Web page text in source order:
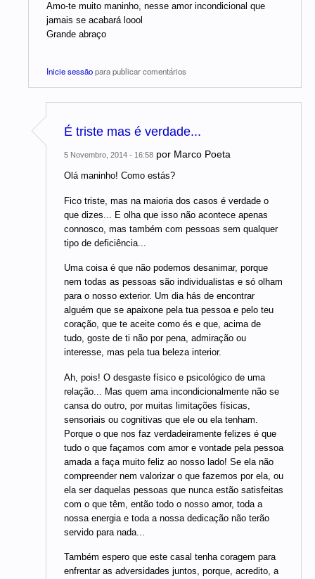
Amo-te muito maninho, nesse amor incondicional que
jamais se acabará loool
Grande abraço
Inicie sessãopara publicar comentários
É triste mas é verdade...
5 Novembro, 2014 - 16:58 por Marco Poeta
Olá maninho! Como estás?
Fico triste, mas na maioria dos casos é verdade o
que dizes... E olha que isso não acontece apenas
connosco, mas também com pessoas sem qualquer
tipo de deficiência...
Uma coisa é que não podemos desanimar, porque
nem todas as pessoas são individualistas e só olham
para o nosso exterior. Um dia hás de encontrar
alguém que se apaixone pela tua pessoa e pelo teu
coração, que te aceite como és e que, acima de
tudo, goste de ti não por pena, admiração ou
interesse, mas pela tua beleza interior.
Ah, pois! O desgaste físico e psicológico de uma
relação... Mas quem ama incondicionalmente não se
cansa do outro, por muitas limitações físicas,
sensoriais ou cognitivas que ele ou ela tenham.
Porque o que nos faz verdadeiramente felizes é que
tudo o que façamos com amor e vontade pela pessoa
amada a faça muito feliz ao nosso lado! Se ela não
compreender nem valorizar o que fazemos por ela, ou
ela ser daquelas pessoas que nunca estão satisfeitas
com o que têm, então todo o nosso amor, toda a
nossa energia e toda a nossa dedicação não terão
servido para nada...
Também espero que este casal tenha coragem para
enfrentar as adversidades juntos, porque, acredito, a